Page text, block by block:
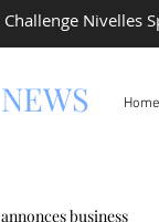
Challenge Nivelles
NEWS Home
business